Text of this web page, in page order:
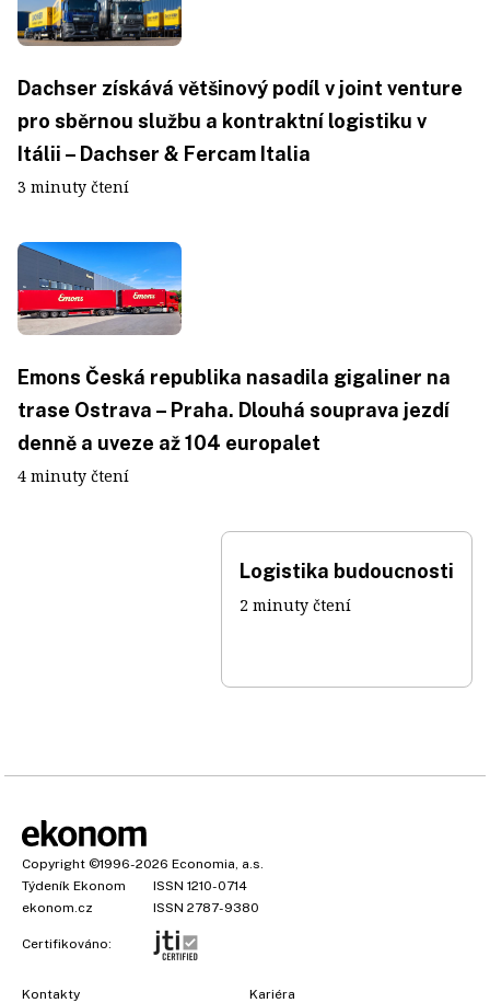
Dachser získává většinový podíl v joint venture
pro sběrnou službu a kontraktní logistiku v
Itálii – Dachser & Fercam Italia
3 minuty čtení
Emons Česká republika nasadila gigaliner na
trase Ostrava – Praha. Dlouhá souprava jezdí
denně a uveze až 104 europalet
4 minuty čtení
Logistika budoucnosti
2 minuty čtení
Copyright ©1996-2026 Economia, a.s.
Týdeník Ekonom
ISSN 1210-0714
ekonom.cz
ISSN 2787-9380
Certifikováno:
Kontakty Kariéra